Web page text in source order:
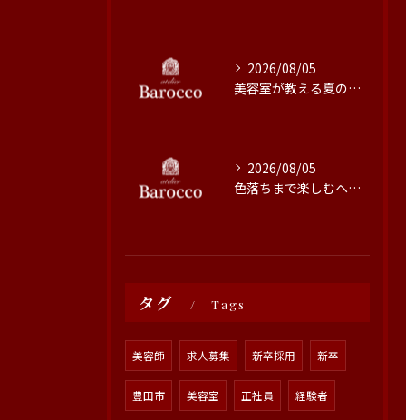
2026/08/05
美容室が教える夏の最旬ヘアカラー技術
2026/08/05
色落ちまで楽しむヘアカラーの秘訣
タグ Tags
美容師 求人募集 新卒採用 新卒
豊田市 美容室 正社員 経験者